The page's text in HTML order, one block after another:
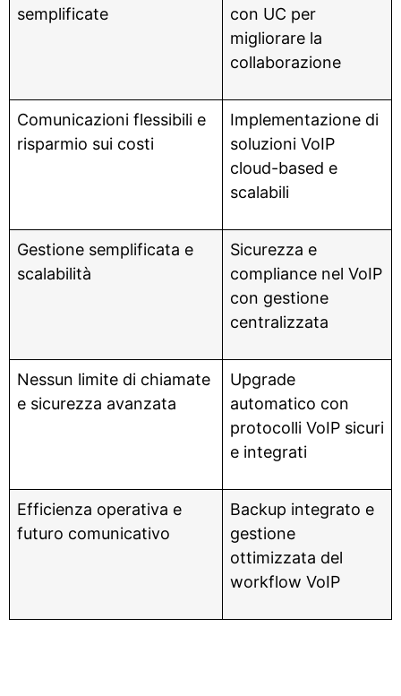
semplificate
con UC per
migliorare la
collaborazione
Comunicazioni flessibili e
risparmio sui costi
Implementazione di
soluzioni VoIP
cloud-based e
scalabili
Gestione semplificata e
scalabilità
Sicurezza e
compliance nel VoIP
con gestione
centralizzata
Nessun limite di chiamate
e sicurezza avanzata
Upgrade
automatico con
protocolli VoIP sicuri
e integrati
Efficienza operativa e
futuro comunicativo
Backup integrato e
gestione
ottimizzata del
workflow VoIP